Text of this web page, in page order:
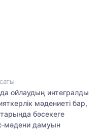
ойлаудың интегралды
мәдениеті бар,
бәсекеге
мәдени дамуын